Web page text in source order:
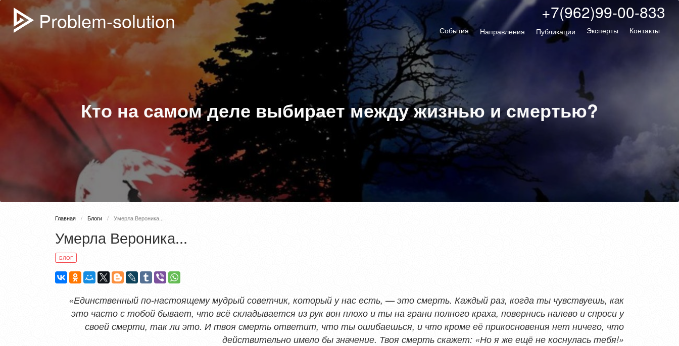
Problem-solution +7(962)99-00-833
События Направления Публикации Эксперты Контакты
Кто на самом деле выбирает между жизнью и смертью?
Главная Блоги Умерла Вероника...
Умерла Вероника...
БЛОГ
«Единственный по-настоящему мудрый советчик, который у нас есть, — это смерть. Каждый раз, когда ты чувствуешь, как
это часто с тобой бывает, что всё складывается из рук вон плохо и ты на грани полного краха, повернись налево и спроси у
своей смерти, так ли это. И твоя смерть ответит, что ты ошибаешься, и что кроме её прикосновения нет ничего, что
действительно имело бы значение. Твоя смерть скажет: «Но я же ещё не коснулась тебя!»